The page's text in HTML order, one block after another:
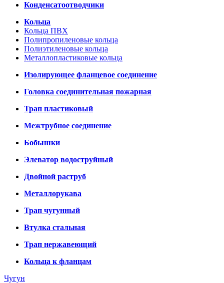
Конденсатоотводчики
Кольца
Кольца ПВХ
Полипропиленовые кольца
Полиэтиленовые кольца
Металлопластиковые кольца
Изолирующее фланцевое соединение
Головка соединительная пожарная
Трап пластиковый
Межтрубное соединение
Бобышки
Элеватор водоструйный
Двойной раструб
Металлорукава
Трап чугунный
Втулка стальная
Трап нержавеющий
Кольца к фланцам
Чугун